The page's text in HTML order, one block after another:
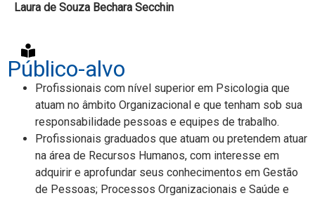
Laura de Souza Bechara Secchin
Público-alvo
Profissionais com nível superior em Psicologia que
atuam no âmbito Organizacional e que tenham sob sua
responsabilidade pessoas e equipes de trabalho.
Profissionais graduados que atuam ou pretendem atuar
na área de Recursos Humanos, com interesse em
adquirir e aprofundar seus conhecimentos em Gestão
de Pessoas; Processos Organizacionais e Saúde e